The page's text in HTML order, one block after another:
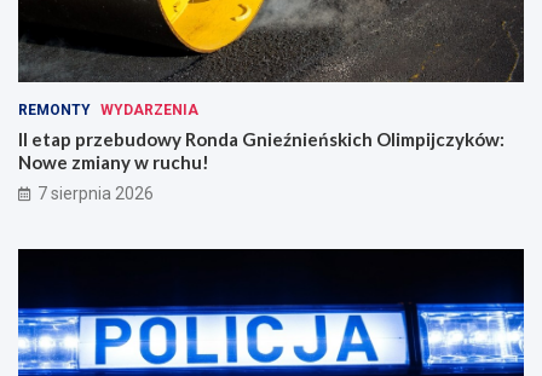
REMONTY WYDARZENIA
II etap przebudowy Ronda Gnieźnieńskich Olimpijczyków:
Nowe zmiany w ruchu!
7 sierpnia 2026